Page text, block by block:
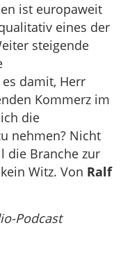
ist europaweit
eines der
steigende
damit, Herr
Kommerz im
die
nehmen? Nicht
die Branche zur
Witz. Von Ralf
Podcast